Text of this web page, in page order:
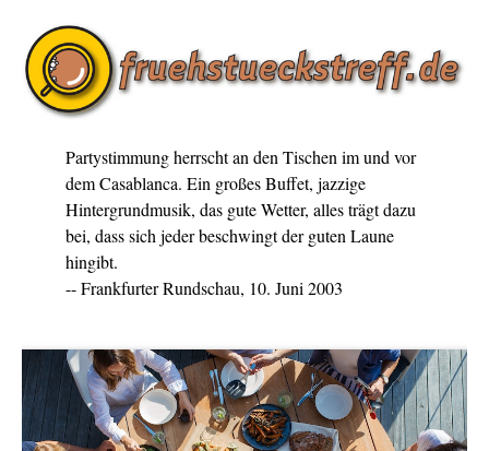
Partystimmung herrscht an den Tischen im und vor
dem Casablanca. Ein großes Buffet, jazzige
Hintergrundmusik, das gute Wetter, alles trägt dazu
bei, dass sich jeder beschwingt der guten Laune
hingibt.
-- Frankfurter Rundschau, 10. Juni 2003